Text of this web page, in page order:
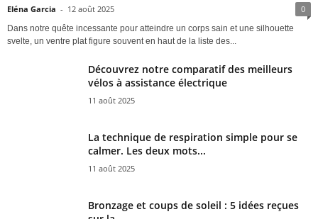
Eléna Garcia - 12 août 2025 0
Dans notre quête incessante pour atteindre un corps sain et une silhouette
svelte, un ventre plat figure souvent en haut de la liste des...
Découvrez notre comparatif des meilleurs
vélos à assistance électrique
11 août 2025
La technique de respiration simple pour se
calmer. Les deux mots...
11 août 2025
Bronzage et coups de soleil : 5 idées reçues